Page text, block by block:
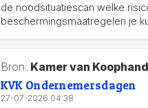
de noodsituatiescan welke
beschermingsmaatregelen je
Bron: Kamer van
KVK Ondernemersdagen
27-07-2026 04:38